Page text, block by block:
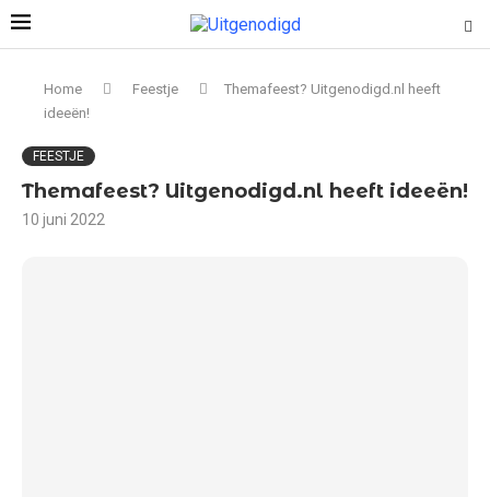
Home Feestje
Themafeest? Uitgenodigd.nl heeft
ideeën!
FEESTJE
Themafeest? Uitgenodigd.nl heeft ideeën!
10 juni 2022